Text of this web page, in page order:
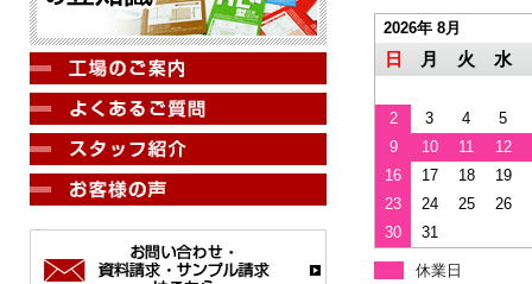
2026年 8月
日 月 火 水
2 3 4
5
9
10 11
12
16
17 18
19
23
24 25
26
30
31
休業日